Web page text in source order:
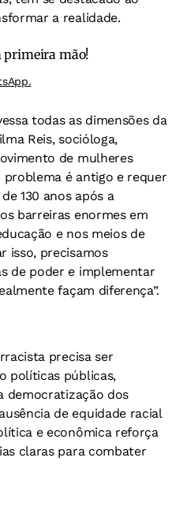
a realidade.
mão!
todas as dimensões da
Reis, socióloga,
de mulheres
problema é antigo e requer
130 anos após a
barreiras enormes em
e nos meios de
isso, precisamos
de poder e implementar
façam diferença”.
precisa ser
políticas públicas,
democratização dos
de equidade racial
e econômica reforça
claras para combater